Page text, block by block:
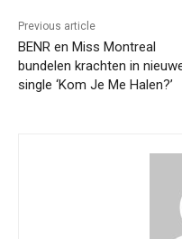
Previous article
BENR en Miss Montreal
bundelen krachten in
single ‘Kom Je Me Halen?’